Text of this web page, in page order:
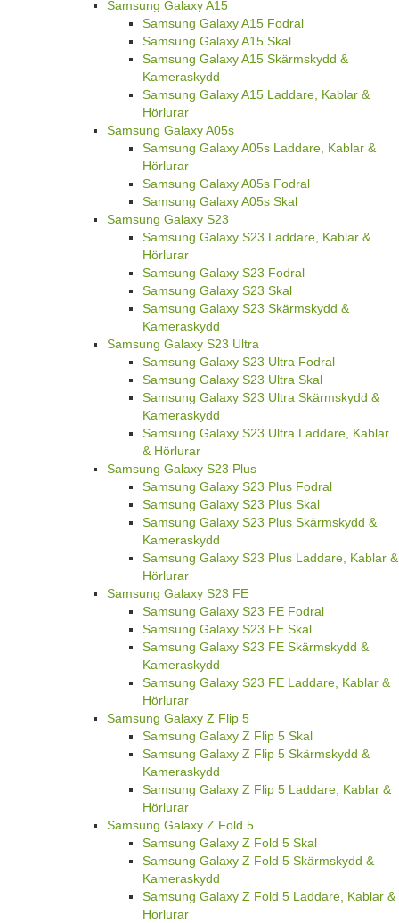
Samsung Galaxy A15
Samsung Galaxy A15 Fodral
Samsung Galaxy A15 Skal
Samsung Galaxy A15 Skärmskydd &
Kameraskydd
Samsung Galaxy A15 Laddare, Kablar &
Hörlurar
Samsung Galaxy A05s
Samsung Galaxy A05s Laddare, Kablar &
Hörlurar
Samsung Galaxy A05s Fodral
Samsung Galaxy A05s Skal
Samsung Galaxy S23
Samsung Galaxy S23 Laddare, Kablar &
Hörlurar
Samsung Galaxy S23 Fodral
Samsung Galaxy S23 Skal
Samsung Galaxy S23 Skärmskydd &
Kameraskydd
Samsung Galaxy S23 Ultra
Samsung Galaxy S23 Ultra Fodral
Samsung Galaxy S23 Ultra Skal
Samsung Galaxy S23 Ultra Skärmskydd &
Kameraskydd
Samsung Galaxy S23 Ultra Laddare, Kablar
& Hörlurar
Samsung Galaxy S23 Plus
Samsung Galaxy S23 Plus Fodral
Samsung Galaxy S23 Plus Skal
Samsung Galaxy S23 Plus Skärmskydd &
Kameraskydd
Samsung Galaxy S23 Plus Laddare, Kablar &
Hörlurar
Samsung Galaxy S23 FE
Samsung Galaxy S23 FE Fodral
Samsung Galaxy S23 FE Skal
Samsung Galaxy S23 FE Skärmskydd &
Kameraskydd
Samsung Galaxy S23 FE Laddare, Kablar &
Hörlurar
Samsung Galaxy Z Flip 5
Samsung Galaxy Z Flip 5 Skal
Samsung Galaxy Z Flip 5 Skärmskydd &
Kameraskydd
Samsung Galaxy Z Flip 5 Laddare, Kablar &
Hörlurar
Samsung Galaxy Z Fold 5
Samsung Galaxy Z Fold 5 Skal
Samsung Galaxy Z Fold 5 Skärmskydd &
Kameraskydd
Samsung Galaxy Z Fold 5 Laddare, Kablar &
Hörlurar